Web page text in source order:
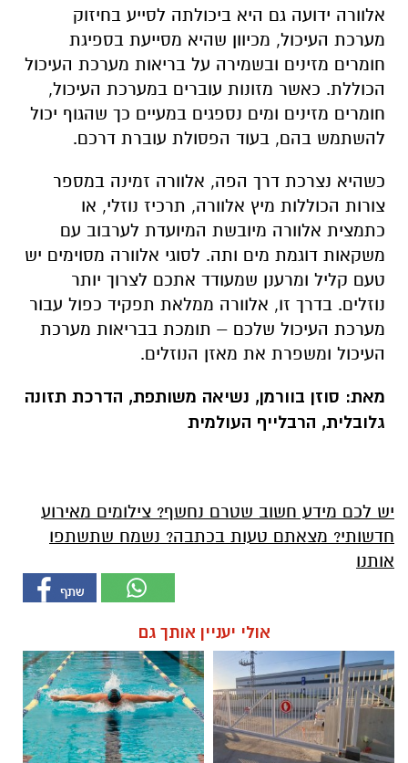
אלוורה ידועה גם היא ביכולתה לסייע בחיזוק
מערכת העיכול, מכיוון שהיא מסייעת בספיגת
חומרים מזינים ובשמירה על בריאות מערכת העיכול
הכוללת. כאשר מזונות עוברים במערכת העיכול,
חומרים מזינים ומים נספגים במעיים כך שהגוף יכול
להשתמש בהם, בעוד הפסולת עוברת דרכם.
כשהיא נצרכת דרך הפה, אלוורה זמינה במספר
צורות הכוללות מיץ אלוורה, תרכיז נוזלי, או
כתמצית אלוורה מיובשת המיועדת לערבוב עם
משקאות דוגמת מים ותה. לסוגי אלוורה מסוימים יש
טעם קליל ומרענן שמעודד אתכם לצרוך יותר
נוזלים. בדרך זו, אלוורה ממלאת תפקיד כפול עבור
מערכת העיכול שלכם – תומכת בבריאות מערכת
העיכול ומשפרת את מאזן הנוזלים.
מאת: סוזן בוורמן, נשיאה משותפת, הדרכת תזונה
גלובלית, הרבלייף העולמית
יש לכם מידע חשוב שטרם נחשף? צילומים מאירוע
חדשותי? מצאתם טעות בכתבה? נשמח שתשתפו
אותנו
אולי יעניין אותך גם